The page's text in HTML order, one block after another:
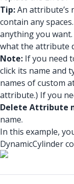
Tip:An attribute’s
contain any
anything you
what the attribute
Note: If you need
click its name and
names of custom
attribute.) If you
Delete Attribute
name.
In this example,
DynamicCylinder